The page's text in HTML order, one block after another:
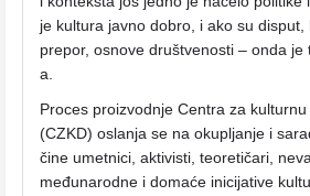
je kultura javno dobro, i ako su
prepor, osnove društvenosti – onda je
a.
Proces proizvodnje Centra za
(CZKD) oslanja se na okupljanje i
čine umetnici, aktivisti, teoretičari,
međunarodne i domaće inicijative